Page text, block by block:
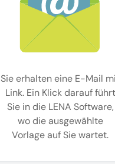
Sie erhalten eine E-Mail
Link. Ein Klick darauf führt
Sie in die LENA Software,
wo die ausgewählte
Vorlage auf Sie wartet.